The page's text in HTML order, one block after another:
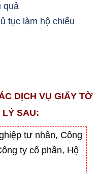
quả
tục làm hộ chiếu
DỊCH VỤ GIẤY TỜ
LÝ SAU:
tư nhân, Công
ty cổ phần, Hộ